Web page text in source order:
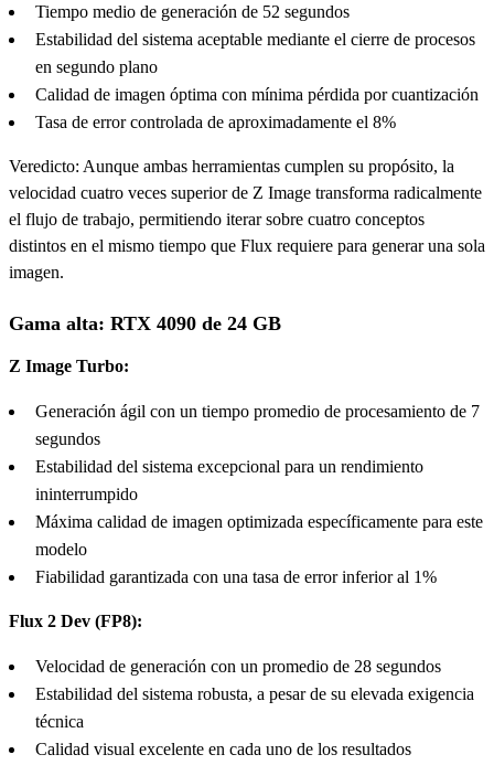
Tiempo medio de generación de 52 segundos
Estabilidad del sistema aceptable mediante el cierre de procesos
en segundo plano
Calidad de imagen óptima con mínima pérdida por cuantización
Tasa de error controlada de aproximadamente el 8%
Veredicto: Aunque ambas herramientas cumplen su propósito, la
velocidad cuatro veces superior de Z Image transforma radicalmente
el flujo de trabajo, permitiendo iterar sobre cuatro conceptos
distintos en el mismo tiempo que Flux requiere para generar una sola
imagen.
Gama alta: RTX 4090 de 24 GB
Z Image Turbo:
Generación ágil con un tiempo promedio de procesamiento de 7
segundos
Estabilidad del sistema excepcional para un rendimiento
ininterrumpido
Máxima calidad de imagen optimizada específicamente para este
modelo
Fiabilidad garantizada con una tasa de error inferior al 1%
Flux 2 Dev (FP8):
Velocidad de generación con un promedio de 28 segundos
Estabilidad del sistema robusta, a pesar de su elevada exigencia
técnica
Calidad visual excelente en cada uno de los resultados